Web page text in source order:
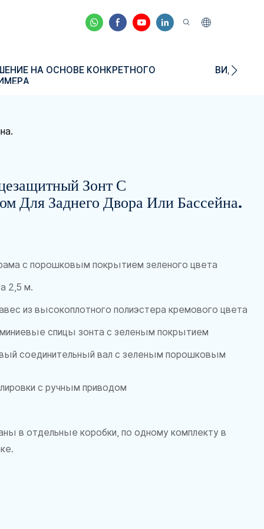
НА ОСНОВЕ КОНКРЕТНОГО
ВИДЕО
Зонт С
Для Заднего Двора Или Бассейна.
с порошковым покрытием зеленого цвета
2,5 м.
из высокоплотного полиэстера кремового цвета
спицы зонта с зеленым покрытием
соединительный вал с зеленым порошковым
с ручным приводом
в отдельные коробки, по одному комплекту в